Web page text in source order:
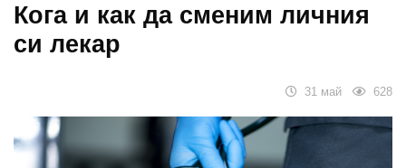
Кога и как да сменим личния
си лекар
31 май 628